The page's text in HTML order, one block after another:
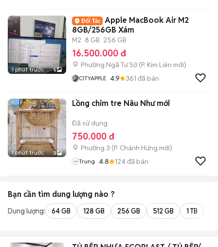
1 phút trước 5
Apple MacBook Air M2
8GB/256GB Xám
M2 8 GB 256 GB
16.500.000 đ
Phường Ngã Tư Sở(P. Kim Liên mới)
CITYAPPLE 4.9 361 đã bán
1 phút trước 2
Lồng chim tre Nâu Như mới
Đã sử dụng
750.000 đ
Phường 3 (P. Chánh Hưng mới)
Trung 4.8 124đã bán
Bạn cần tìm dung lượng nào ?
Dung lượng: 64 GB 128 GB 256 GB 512 GB 1 TB